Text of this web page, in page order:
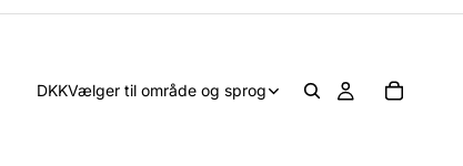
DKKVælger til område og sprog